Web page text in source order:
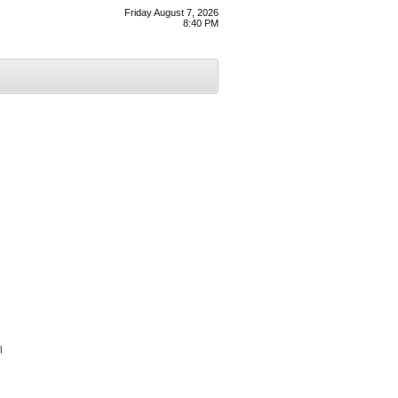
Friday August 7, 2026
8:40 PM